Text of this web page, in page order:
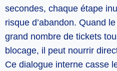
secondes, chaque étape
risque d’abandon. Quand
grand nombre de tickets
blocage, il peut nourrir
Ce dialogue interne casse